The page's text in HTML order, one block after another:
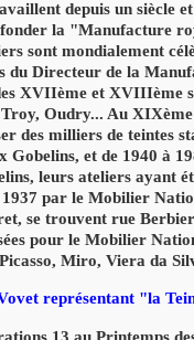
depuis un siècle
la "Manufacture
sont mondialement
du Directeur de la
XVIIème et XVIIIème
Oudry... Au
des milliers de teintes
et de 1940 à
leurs ateliers ayant
par le Mobilier
se trouvent rue
pour le Mobilier
Miro, Viera da
représentant "la